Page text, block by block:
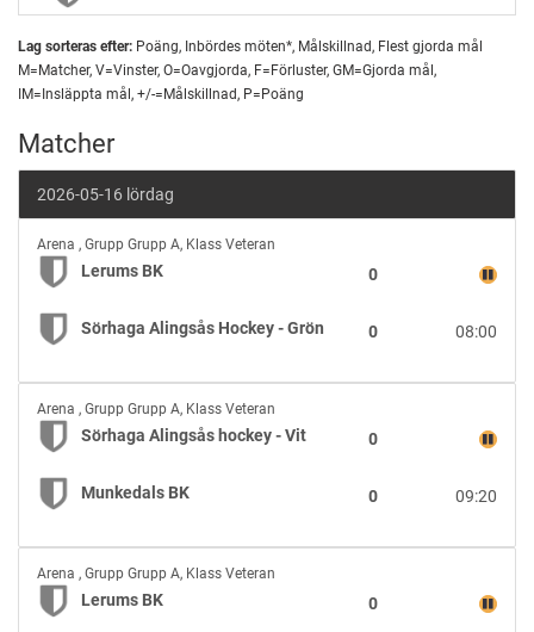
Lag sorteras efter: Poäng, Inbördes möten*, Målskillnad, Flest gjorda mål
M=Matcher, V=Vinster, O=Oavgjorda, F=Förluster, GM=Gjorda mål,
IM=Insläppta mål, +/-=Målskillnad, P=Poäng
Matcher
2026-05-16 lördag
Lerums
BK
vs
Sörhaga
Alingsås
-
Grön
Arena , Grupp Grupp A, Klass Veteran
Lerums BK 0
Sörhaga Alingsås Hockey - Grön 08:00
0
Sörhaga
Alingsås
hockey
-
Vit
Munkedals
BK
Arena , Grupp Grupp A, Klass Veteran
Sörhaga Alingsås hockey - Vit 0
Munkedals BK 09:20
0
Lerums
BK
vs
Arena , Grupp Grupp A, Klass Veteran
Lerums BK 0